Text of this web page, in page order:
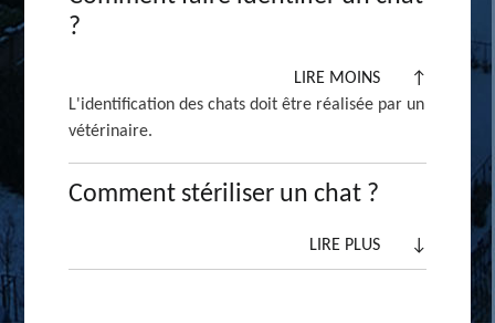
?
LIRE MOINS
↑
L'identification des chats doit être réalisée par un
vétérinaire.
Comment stériliser un chat ?
LIRE PLUS ↓